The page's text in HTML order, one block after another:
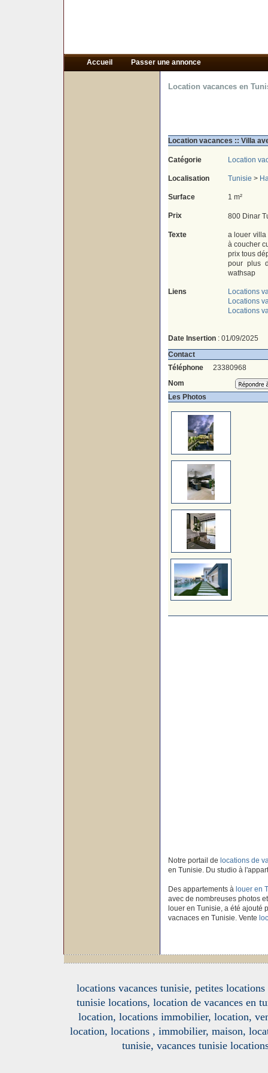
Accueil Passer une annonce
Location vacances en
Location vacances :: Villa
Catégorie Location
Localisation Tunisie >
Surface 1 m²
Prix 800 Dinar
Texte
a louer villa
à coucher
prix tous
pour plus
wathsap
Liens
Locations
Locations
Locations
Date Insertion: 01/09/2025
Contact
Téléphone
23380968
Nom
Les Photos
Notre portail de locations de
en Tunisie. Du studio à
Des appartements à louer en
avec de nombreuses photos
louer en Tunisie, a été ajouté
vacnaces en Tunisie. Vente
locations vacances tunisie, petites
tunisie locations, location de vacances en
location, locations immobilier, location,
location, locations , immobilier, maison,
tunisie, vacances tunisie